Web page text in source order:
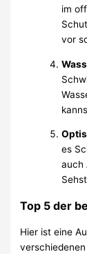
im
vor
es
auch
Top 5 der
Hier ist eine